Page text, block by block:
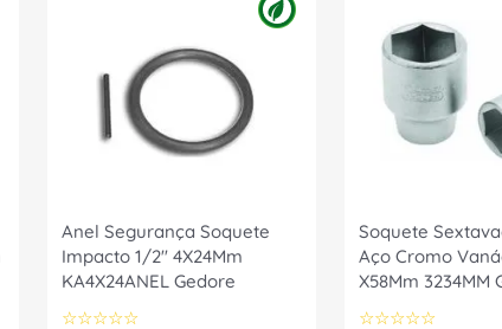
Anel Segurança Soquete
Impacto 1/2" 4X24Mm
KA4X24ANEL Gedore
☆☆☆☆☆
Soquete
Aço Cromo
X58Mm 3234MM
☆☆☆☆☆